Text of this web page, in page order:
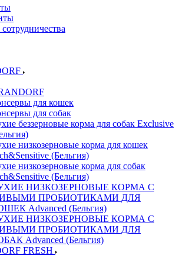
для кошек
для собак
беззерновые корма для собак Exclusive
низкозерновые корма для кошек
(Бельгия)
низкозерновые корма для собак
(Бельгия)
НИЗКОЗЕРНОВЫЕ КОРМА С
ПРОБИОТИКАМИ ДЛЯ
Advanced (Бельгия)
НИЗКОЗЕРНОВЫЕ КОРМА С
ПРОБИОТИКАМИ ДЛЯ
Advanced (Бельгия)
FRESH